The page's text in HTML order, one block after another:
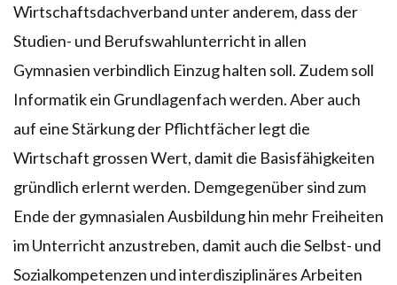
Wirtschaftsdachverband unter anderem, dass der
Studien- und Berufswahlunterricht in allen
Gymnasien verbindlich Einzug halten soll. Zudem soll
Informatik ein Grundlagenfach werden. Aber auch
auf eine Stärkung der Pflichtfächer legt die
Wirtschaft grossen Wert, damit die Basisfähigkeiten
gründlich erlernt werden. Demgegenüber sind zum
Ende der gymnasialen Ausbildung hin mehr Freiheiten
im Unterricht anzustreben, damit auch die Selbst- und
Sozialkompetenzen und interdisziplinäres Arbeiten